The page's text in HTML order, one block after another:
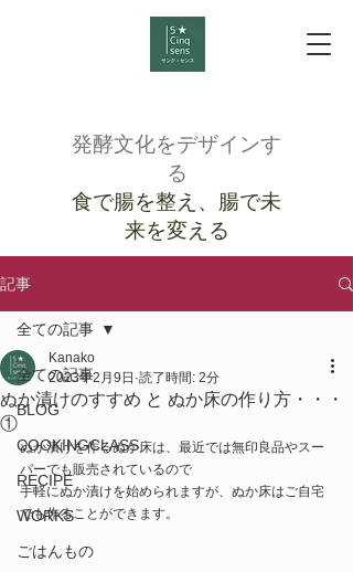
発酵文化をデザインす
る
食で腸を整え、腸で未
来を変える
記事
全ての記事
BLOG
COOKINGCLASS
RECIPE
WORKS
ごはんもの
全ての記事
ぬか漬けのすすめ と ぬか床の作り方・・・
①
Kanako
2023年2月9日 読了時間: 2分
ぬか漬けを作るぬか床は、最近では無印良品やスー
パーでも販売されているので
手軽にぬか漬けを始められますが、ぬか床はご自宅
でも作ることができます。